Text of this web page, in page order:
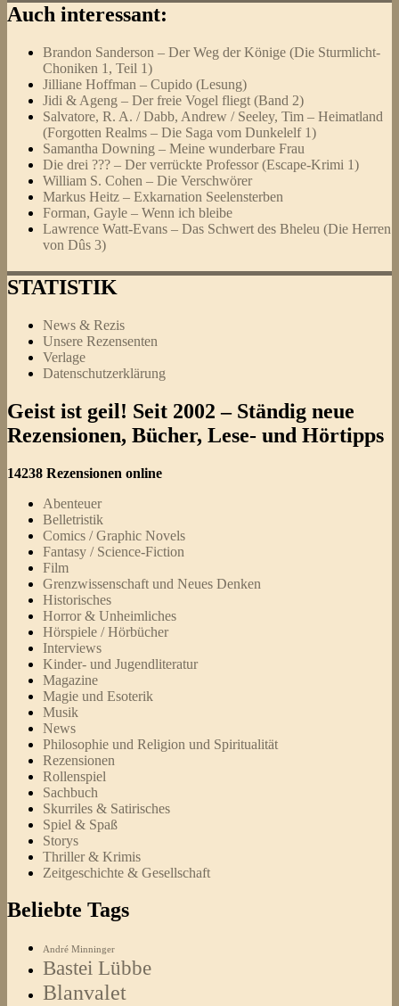
Auch interessant:
Brandon Sanderson – Der Weg der Könige (Die Sturmlicht-
Choniken 1, Teil 1)
Jilliane Hoffman – Cupido (Lesung)
Jidi & Ageng – Der freie Vogel fliegt (Band 2)
Salvatore, R. A. / Dabb, Andrew / Seeley, Tim – Heimatland
(Forgotten Realms – Die Saga vom Dunkelelf 1)
Samantha Downing – Meine wunderbare Frau
Die drei ??? – Der verrückte Professor (Escape-Krimi 1)
William S. Cohen – Die Verschwörer
Markus Heitz – Exkarnation Seelensterben
Forman, Gayle – Wenn ich bleibe
Lawrence Watt-Evans – Das Schwert des Bheleu (Die Herren
von Dûs 3)
STATISTIK
News & Rezis
Unsere Rezensenten
Verlage
Datenschutzerklärung
Geist ist geil! Seit 2002 – Ständig neue
Rezensionen, Bücher, Lese- und Hörtipps
14238 Rezensionen online
Abenteuer
Belletristik
Comics / Graphic Novels
Fantasy / Science-Fiction
Film
Grenzwissenschaft und Neues Denken
Historisches
Horror & Unheimliches
Hörspiele / Hörbücher
Interviews
Kinder- und Jugendliteratur
Magazine
Magie und Esoterik
Musik
News
Philosophie und Religion und Spiritualität
Rezensionen
Rollenspiel
Sachbuch
Skurriles & Satirisches
Spiel & Spaß
Storys
Thriller & Krimis
Zeitgeschichte & Gesellschaft
Beliebte Tags
André Minninger
Bastei Lübbe
Blanvalet